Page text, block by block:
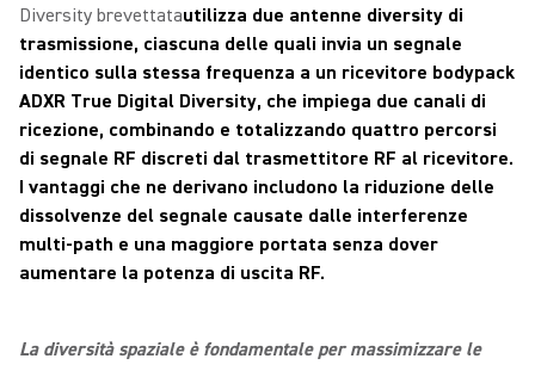
Diversity brevettatautilizza due antenne diversity di
trasmissione, ciascuna delle quali invia un segnale
identico sulla stessa frequenza a un ricevitore bodypack
ADXR True Digital Diversity, che impiega due canali di
ricezione, combinando e totalizzando quattro percorsi
di segnale RF discreti dal trasmettitore RF al ricevitore.
I vantaggi che ne derivano includono la riduzione delle
dissolvenze del segnale causate dalle interferenze
multi-path e una maggiore portata senza dover
aumentare la potenza di uscita RF.
La diversità spaziale è fondamentale per massimizzare le